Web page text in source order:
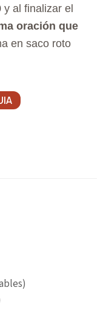
y al finalizar el
oración que
en saco roto